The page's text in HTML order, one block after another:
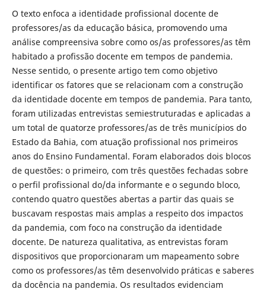
O texto enfoca a identidade profissional docente de
professores/as da educação básica, promovendo uma
análise compreensiva sobre como os/as professores/as têm
habitado a profissão docente em tempos de pandemia.
Nesse sentido, o presente artigo tem como objetivo
identificar os fatores que se relacionam com a construção
da identidade docente em tempos de pandemia. Para tanto,
foram utilizadas entrevistas semiestruturadas e aplicadas a
um total de quatorze professores/as de três municípios do
Estado da Bahia, com atuação profissional nos primeiros
anos do Ensino Fundamental. Foram elaborados dois blocos
de questões: o primeiro, com três questões fechadas sobre
o perfil profissional do/da informante e o segundo bloco,
contendo quatro questões abertas a partir das quais se
buscavam respostas mais amplas a respeito dos impactos
da pandemia, com foco na construção da identidade
docente. De natureza qualitativa, as entrevistas foram
dispositivos que proporcionaram um mapeamento sobre
como os professores/as têm desenvolvido práticas e saberes
da docência na pandemia. Os resultados evidenciam